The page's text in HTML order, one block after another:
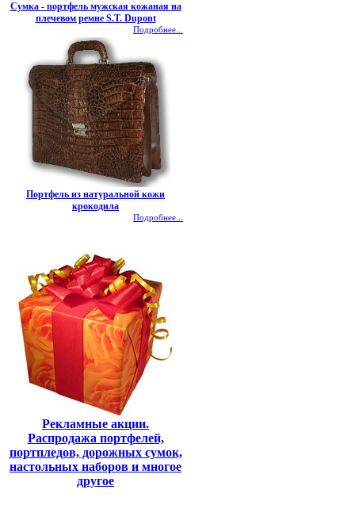
Сумка - портфель мужская кожаная на
плечевом ремне S.T. Dupont
Подробнее...
Портфель из натуральной кожи
крокодила
Подробнее...
Рекламные акции.
Распродажа портфелей,
портпледов, дорожных сумок,
настольных наборов и многое
другое